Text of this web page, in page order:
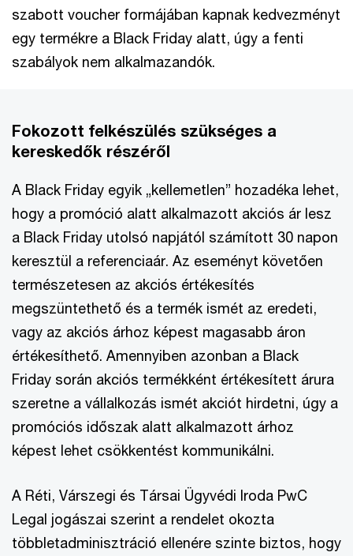
szabott voucher formájában kapnak kedvezményt
egy termékre a Black Friday alatt, úgy a fenti
szabályok nem alkalmazandók.
Fokozott felkészülés szükséges a
kereskedők részéről
A Black Friday egyik „kellemetlen” hozadéka lehet,
hogy a promóció alatt alkalmazott akciós ár lesz
a Black Friday utolsó napjától számított 30 napon
keresztül a referenciaár. Az eseményt követően
természetesen az akciós értékesítés
megszüntethető és a termék ismét az eredeti,
vagy az akciós árhoz képest magasabb áron
értékesíthető. Amennyiben azonban a Black
Friday során akciós termékként értékesített árura
szeretne a vállalkozás ismét akciót hirdetni, úgy a
promóciós időszak alatt alkalmazott árhoz
képest lehet csökkentést kommunikálni.
A Réti, Várszegi és Társai Ügyvédi Iroda PwC
Legal jogászai szerint a rendelet okozta
többletadminisztráció ellenére szinte biztos, hogy